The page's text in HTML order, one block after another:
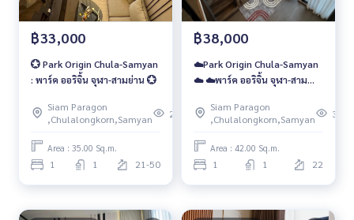
฿33,000
💮 Park Origin Chula-Samyan
: พาร์ค ออริจิ้น จุฬา-สามย่าน 💮
Siam Paragon
,Chulalongkorn,Samyan
27
Area : 35.00 Sq.m.
1 1 21-50
฿38,000
☁️Park Origin Chula-Samyan
☁️ ☁️พาร์ค ออริจิ้น จุฬา-สาม
Siam Paragon
,Chulalongkorn,Samyan
395
Area : 42.00 Sq.m.
1 1 22